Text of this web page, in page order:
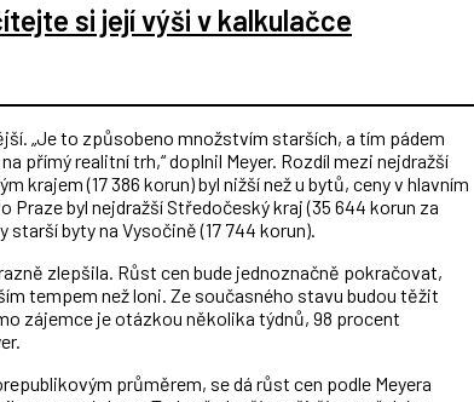
si její výši v kalkulačce
„Je to způsobeno množstvím starších, a tím pádem
přímý realitní trh,“ doplnil Meyer. Rozdíl mezi nejdražší
krajem (17 386 korun) byl nižší než u bytů, ceny v hlavním
byl nejdražší Středočeský kraj (35 644 korun za
byty na Vysočině (17 744 korun).
zlepšila. Růst cen bude jednoznačně pokračovat,
tempem než loni. Ze současného stavu budou těžit
zájemce je otázkou několika týdnů, 98 procent
průměrem, se dá růst cen podle Meyera